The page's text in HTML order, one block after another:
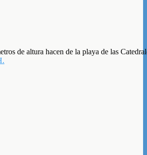
de altura hacen de la playa de las